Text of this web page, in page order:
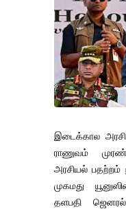
இடைக்கால
ராணுவம்
அரசியல் பதற்றம்
முகமது
தளபதி